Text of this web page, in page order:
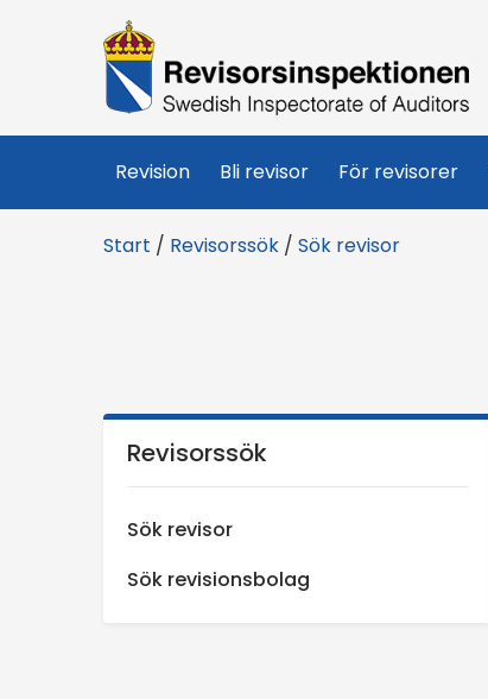
R
e
v
i
r
n
Revision Bli revisor För revisorer
Start / Revisorssök / Sök revisor
Revisorssök
Sök revisor
Sök revisionsbolag